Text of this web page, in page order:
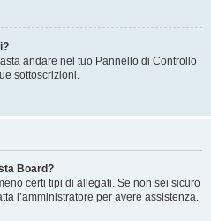
andare nel tuo Pannello di Controllo
sottoscrizioni.
Board?
certi tipi di allegati. Se non sei sicuro
l’amministratore per avere assistenza.